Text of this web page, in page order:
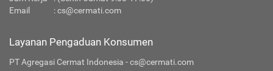
Email
:cs@cermati.com
Layanan Pengaduan Konsumen
PT Agregasi Cermat Indonesia - cs@cermati.com